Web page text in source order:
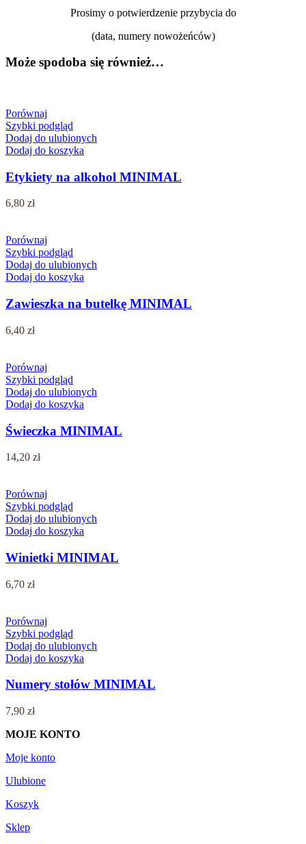
Prosimy o potwierdzenie przybycia do
(data, numery nowożeńców)
Może spodoba się również…
Porównaj
Szybki podgląd
Dodaj do ulubionych
Dodaj do koszyka
Etykiety na alkohol MINIMAL
6,80 zł
Porównaj
Szybki podgląd
Dodaj do ulubionych
Dodaj do koszyka
Zawieszka na butelkę MINIMAL
6,40 zł
Porównaj
Szybki podgląd
Dodaj do ulubionych
Dodaj do koszyka
Świeczka MINIMAL
14,20 zł
Porównaj
Szybki podgląd
Dodaj do ulubionych
Dodaj do koszyka
Winietki MINIMAL
6,70 zł
Porównaj
Szybki podgląd
Dodaj do ulubionych
Dodaj do koszyka
Numery stołów MINIMAL
7,90 zł
MOJE KONTO
Moje konto
Ulubione
Koszyk
Sklep